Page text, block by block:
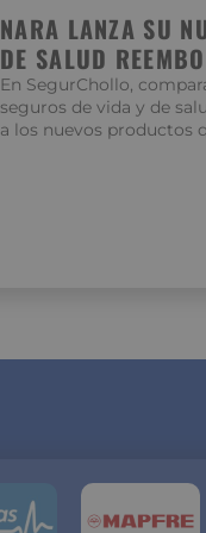
NARA LANZA SU
DE SALUD
En SegurChollo,
seguros de vida y de
a los nuevos productos